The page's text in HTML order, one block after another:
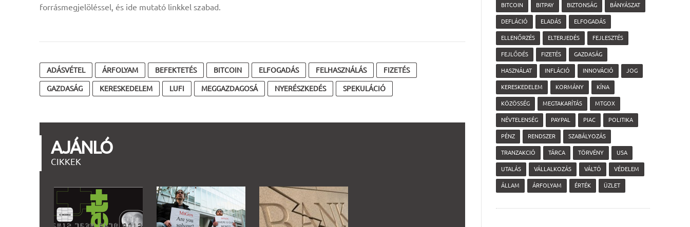
forrásmegjelöléssel, és ide mutató linkkel szabad.
ADÁSVÉTEL ÁRFOLYAM BEFEKTETÉS BITCOIN ELFOGADÁS FELHASZNÁLÁS FIZETÉS
GAZDASÁG KERESKEDELEM LUFI MEGGAZDAGOSÁ NYERÉSZKEDÉS SPEKULÁCIÓ
AJÁNLÓ
CIKKEK
BITCOIN BITPAY BIZTONSÁG BÁNYÁSZAT
DEFLÁCIÓ ELADÁS ELFOGADÁS
ELLENŐRZÉS ELTERJEDÉS FEJLESZTÉS
FEJLŐDÉS FIZETÉS GAZDASÁG
HASZNÁLAT INFLÁCIÓ INNOVÁCIÓ JOG
KERESKEDELEM KORMÁNY KÍNA
KÖZÖSSÉG MEGTAKARÍTÁS MTGOX
NÉVTELENSÉG PAYPAL PIAC POLITIKA
PÉNZ RENDSZER SZABÁLYOZÁS
TRANZAKCIÓ TÁRCA TÖRVÉNY USA
UTALÁS VÁLLALKOZÁS VÁLTÓ VÉDELEM
ÁLLAM ÁRFOLYAM ÉRTÉK ÜZLET